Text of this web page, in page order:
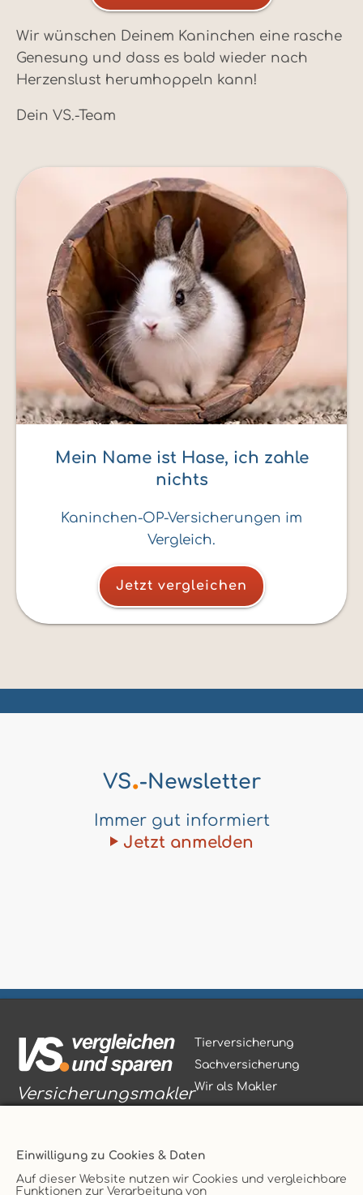
Einwilligung zu Cookies & Daten
Auf dieser Website nutzen wir Cookies und vergleichbare
Funktionen zur Verarbeitung von
Wir wünschen Deinem Kaninchen eine rasche
Genesung und dass es bald wieder nach
Herzenslust herumhoppeln kann!
Dein VS.-Team
Mein Name ist Hase, ich zahle
nichts
Kaninchen-OP-Versicherungen im
Vergleich.
Jetzt vergleichen
VS.-Newsletter
Immer gut informiert
Jetzt anmelden
Versicherungsmakler
Tierversicherung
Sachversicherung
Wir als Makler